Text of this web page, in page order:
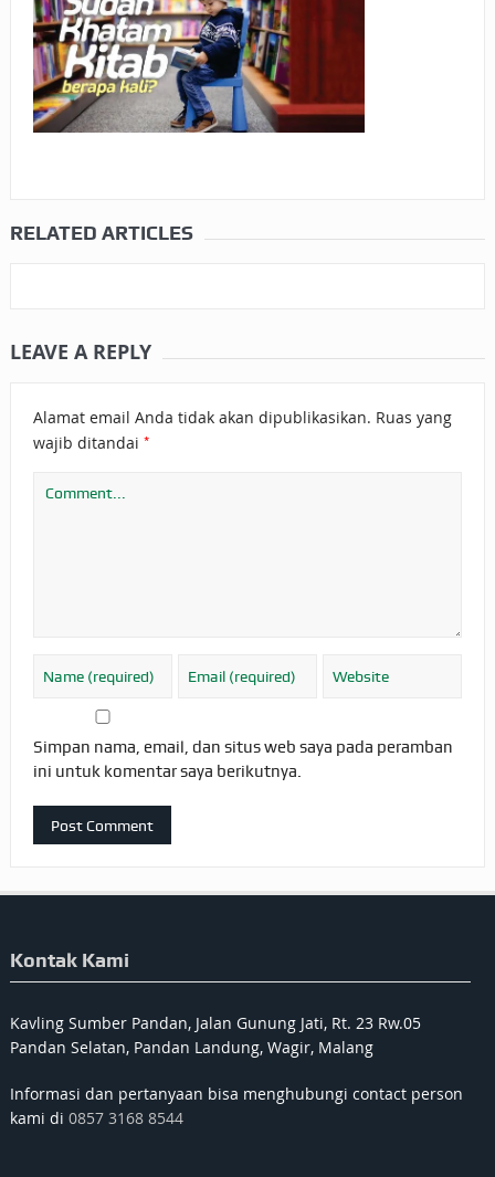
RELATED ARTICLES
LEAVE A REPLY
Alamat email Anda tidak akan dipublikasikan. Ruas yang
wajib ditandai *
Simpan nama, email, dan situs web saya pada peramban
ini untuk komentar saya berikutnya.
Kontak Kami
Kavling Sumber Pandan, Jalan Gunung Jati, Rt. 23 Rw.05
Pandan Selatan, Pandan Landung, Wagir, Malang
Informasi dan pertanyaan bisa menghubungi contact person
kami di 0857 3168 8544